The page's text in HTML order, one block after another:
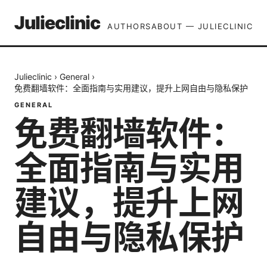
Julieclinic AUTHORSABOUT — JULIECLINIC
Julieclinic › General ›
免费翻墙软件：全面指南与实用建议，提升上网自由与隐私保护
GENERAL
免费翻墙软件：
全面指南与实用
建议，提升上网
自由与隐私保护